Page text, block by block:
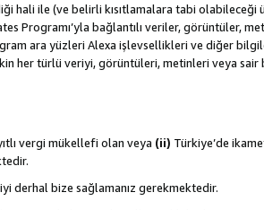
ile (ve belirli kısıtlamalara tabi olabileceği
Programı’yla bağlantılı veriler, görüntüler,
ara yüzleri Alexa işlevsellikleri ve diğer
her türlü veriyi, görüntüleri, metinleri veya sair
vergi mükellefi olan veya (ii) Türkiye’de
derhal bize sağlamanız gerekmektedir.